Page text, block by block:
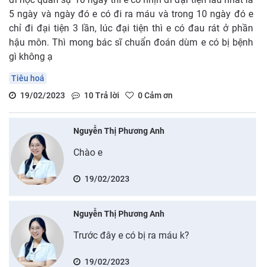
5 ngày và ngày đó e có đi ra máu và trong 10 ngày đó e
chỉ đi đại tiện 3 lần, lúc đại tiện thì e có đau rát ở phần
hậu môn. Thì mong bác sĩ chuẩn đoán dùm e có bị bệnh
gì không ạ
Tiêu hoá
19/02/2023
10Trả lời 0Cảm ơn
Nguyễn Thị Phương Anh
Chào e
19/02/2023
Nguyễn Thị Phương Anh
Trước đây e có bị ra máu k?
19/02/2023